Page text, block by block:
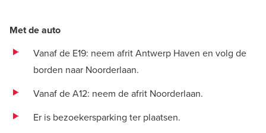
Met de auto
Vanaf de E19: neem afrit Antwerp Haven en volg de
borden naar Noorderlaan.
Vanaf de A12: neem de afrit Noorderlaan.
Er is bezoekersparking ter plaatsen.